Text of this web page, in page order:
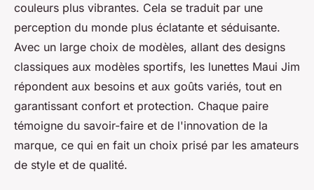
couleurs plus vibrantes. Cela se traduit par une
perception du monde plus éclatante et séduisante.
Avec un large choix de modèles, allant des designs
classiques aux modèles sportifs, les lunettes Maui Jim
répondent aux besoins et aux goûts variés, tout en
garantissant confort et protection. Chaque paire
témoigne du savoir-faire et de l'innovation de la
marque, ce qui en fait un choix prisé par les amateurs
de style et de qualité.